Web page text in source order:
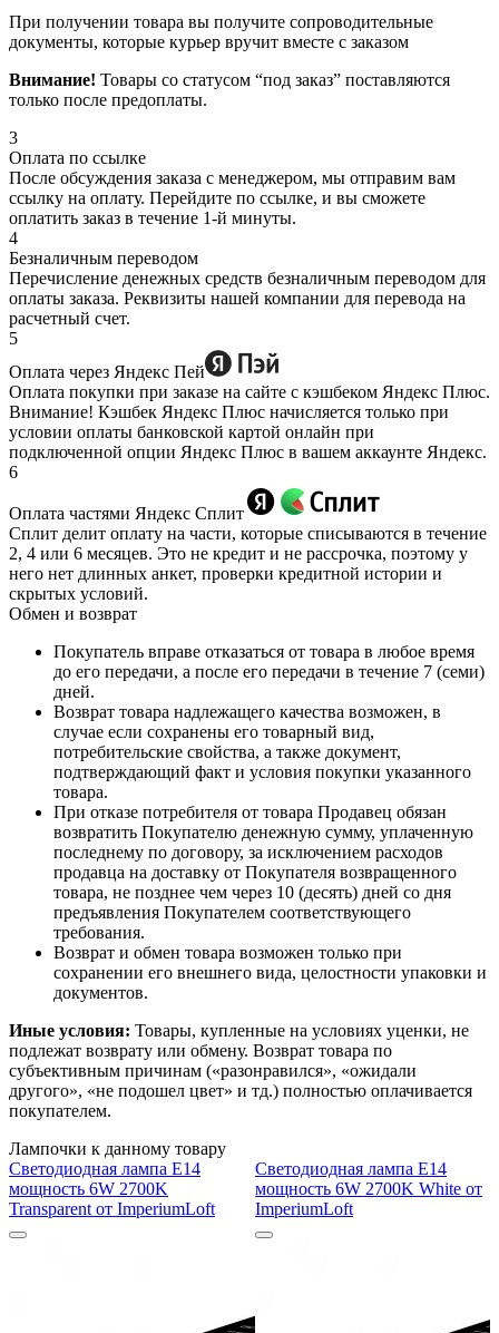
При получении товара вы получите сопроводительные
документы, которые курьер вручит вместе с заказом
Внимание! Товары со статусом “под заказ” поставляются
только после предоплаты.
3
Оплата по ссылке
После обсуждения заказа с менеджером, мы отправим вам
ссылку на оплату. Перейдите по ссылке, и вы сможете
оплатить заказ в течение 1-й минуты.
4
Безналичным переводом
Перечисление денежных средств безналичным переводом для
оплаты заказа. Реквизиты нашей компании для перевода на
расчетный счет.
5
Оплата через Яндекс Пей
Оплата покупки при заказе на сайте с кэшбеком Яндекс Плюс.
Внимание! Кэшбек Яндекс Плюс начисляется только при
условии оплаты банковской картой онлайн при
подключенной опции Яндекс Плюс в вашем аккаунте Яндекс.
6
Оплата частями Яндекс Сплит
Сплит делит оплату на части, которые списываются в течение
2, 4 или 6 месяцев. Это не кредит и не рассрочка, поэтому у
него нет длинных анкет, проверки кредитной истории и
скрытых условий.
Обмен и возврат
Покупатель вправе отказаться от товара в любое время
до его передачи, а после его передачи в течение 7 (семи)
дней.
Возврат товара надлежащего качества возможен, в
случае если сохранены его товарный вид,
потребительские свойства, а также документ,
подтверждающий факт и условия покупки указанного
товара.
При отказе потребителя от товара Продавец обязан
возвратить Покупателю денежную сумму, уплаченную
последнему по договору, за исключением расходов
продавца на доставку от Покупателя возвращенного
товара, не позднее чем через 10 (десять) дней со дня
предъявления Покупателем соответствующего
требования.
Возврат и обмен товара возможен только при
сохранении его внешнего вида, целостности упаковки и
документов.
Иные условия: Товары, купленные на условиях уценки, не
подлежат возврату или обмену. Возврат товара по
субъективным причинам («разонравился», «ожидали
другого», «не подошел цвет» и тд.) полностью оплачивается
покупателем.
Лампочки к данному товару
Светодиодная лампа E14
мощность 6W 2700K
Transparent от ImperiumLoft
Светодиодная лампа E14
мощность 6W 2700K White от
ImperiumLoft